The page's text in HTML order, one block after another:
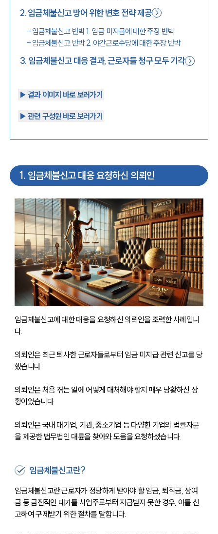
2. 임금체불신고 방어 위한 변호 전략 제공
- 임금체불신고 반박 1. 임금 미지급에 대한 주장 반박
- 임금체불신고 반박 2. 야간근로수당에 대한 주장 반박
3. 임금체불신고 대응 결과, 근로자들 청구 모두 기각
▶︎ 결과 이미지 바로 보러가기
▶︎ 관련 구성원 바로 보러가기
1. 임금체불신고 대응 요청하신 의뢰인
임금체불신고에 대한 대응을 요청하신 의뢰인을 조력한 사례입니
다.
의뢰인은 최근 퇴사한 근로자들로부터 임금 미지급 관련 신고를 당
했습니다.
의뢰인은 처음 겪는 일에 어떻게 대처해야 할지 매우 당황하신 상
황이었습니다.
의뢰인은 국내 대기업, 기관, 중소기업 등 다양한 기업의 법률자문
을 제공한 법무법인 대륜을 찾아와 도움을 요청하셨습니다.
임금체불신고란?
임금체불신고란 근로자가 정당하게 받아야 할 임금, 퇴직금, 상여
금 등 금전적인 대가를 사업주로부터 지급받지 못한 경우, 이를 신
고하여 구제받기 위한 절차를 말합니다.